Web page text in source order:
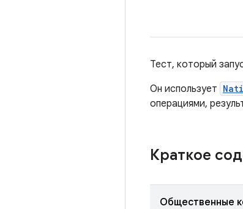
Тест, который
Он использует
операциями,
Краткое
Общественные